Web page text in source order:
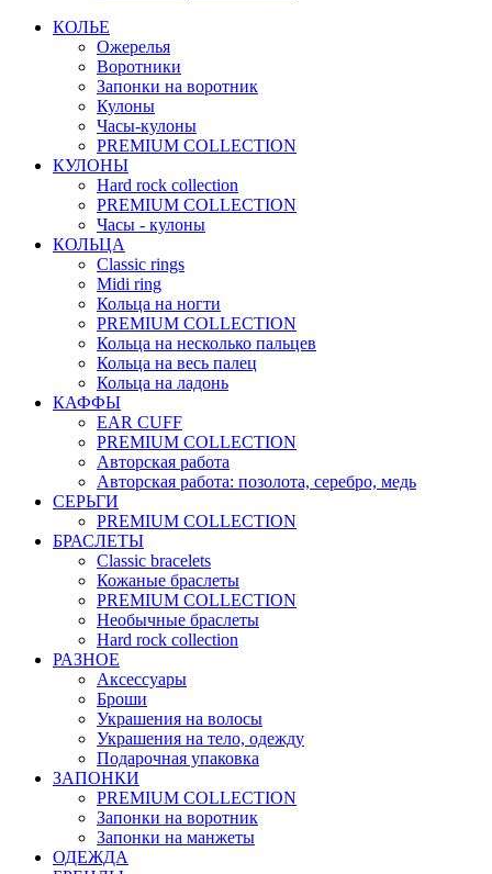
КОЛЬЕ
Ожерелья
Воротники
Запонки на воротник
Кулоны
Часы-кулоны
PREMIUM COLLECTION
КУЛОНЫ
Hard rock collection
PREMIUM COLLECTION
Часы - кулоны
КОЛЬЦА
Classic rings
Midi ring
Кольца на ногти
PREMIUM COLLECTION
Кольца на несколько пальцев
Кольца на весь палец
Кольца на ладонь
КАФФЫ
EAR CUFF
PREMIUM COLLECTION
Авторская работа
Авторская работа: позолота, серебро, медь
СЕРЬГИ
PREMIUM COLLECTION
БРАСЛЕТЫ
Classic bracelets
Кожаные браслеты
PREMIUM COLLECTION
Необычные браслеты
Hard rock collection
РАЗНОЕ
Аксессуары
Броши
Украшения на волосы
Украшения на тело, одежду
Подарочная упаковка
ЗАПОНКИ
PREMIUM COLLECTION
Запонки на воротник
Запонки на манжеты
ОДЕЖДА